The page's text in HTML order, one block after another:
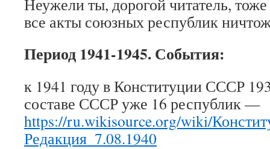
Неужели ты, дорогой читатель,
все акты союзных республик
Период 1941-1945. События:
к 1941 году в Конституции СССР
составе СССР уже 16 республик —
https://ru.wikisource.org/wiki/
Редакция_7.08.1940